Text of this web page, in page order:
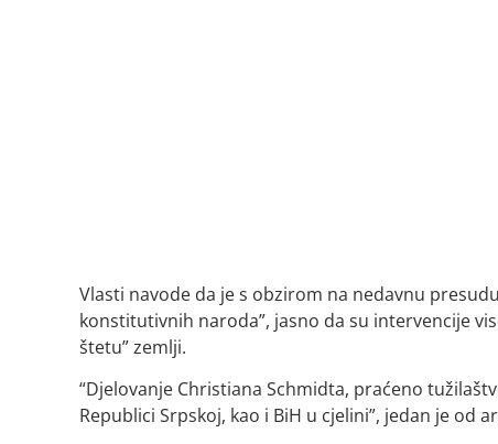
Vlasti navode da je s obzirom na nedavnu
konstitutivnih naroda”, jasno da su intervencije
štetu” zemlji.
“Djelovanje Christiana Schmidta, praćeno
Republici Srpskoj, kao i BiH u cjelini”, jedan je od